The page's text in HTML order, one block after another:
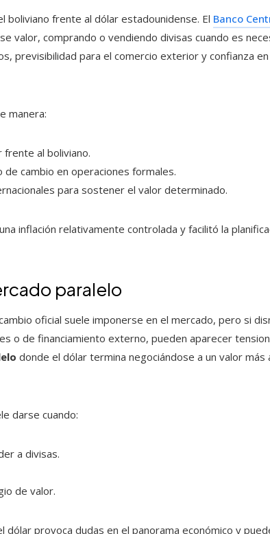
boliviano frente al dólar estadounidense. El Banco
valor, comprando o vendiendo divisas cuando es
previsibilidad para el comercio exterior y confianza en
manera:
frente al boliviano.
cambio en operaciones formales.
para sostener el valor determinado.
inflación relativamente controlada y facilitó la
paralelo
oficial suele imponerse en el mercado, pero si
o de financiamiento externo, pueden aparecer
donde el dólar termina negociándose a un valor más
darse cuando:
a divisas.
de valor.
dólar provoca dudas en el panorama económico y